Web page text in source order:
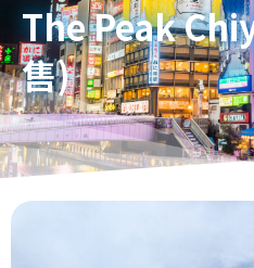
The Peak
售)